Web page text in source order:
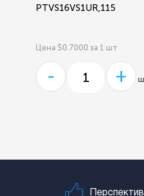
PTVS16VS1UR,115
Цена $0.7000 за 1 шт
- +